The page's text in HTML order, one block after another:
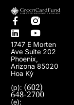
1747 E Morten
Ave Suite 202
Phoenix,
Arizona 85020
Hoa Kỳ
(p): (602)
648-2700
(e):